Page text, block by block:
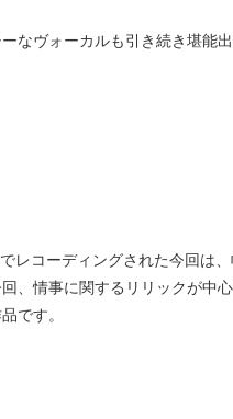
なヴォーカルも引き続き堪能出
レコーディングされた今回は
、情事に関するリリックが中
です。